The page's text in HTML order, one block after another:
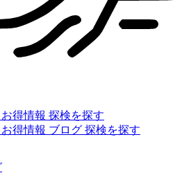
お得情報 探検を探す
お得情報 ブログ 探検を探す